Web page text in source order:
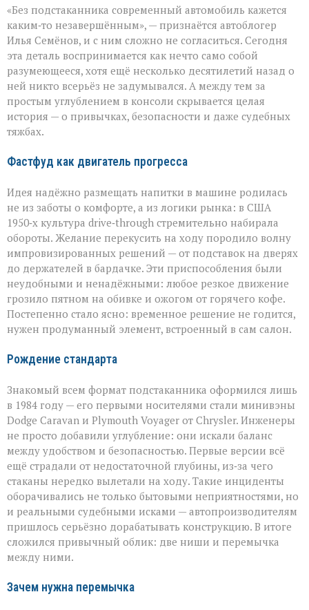
незаметный
герой
автомобильного
салона
«Без подстаканника современный автомобиль кажется
каким‑то незавершённым», — признаётся автоблогер
Илья Семёнов, и с ним сложно не согласиться. Сегодня
эта деталь воспринимается как нечто само собой
разумеющееся, хотя ещё несколько десятилетий назад о
ней никто всерьёз не задумывался. А между тем за
простым углублением в консоли скрывается целая
история — о привычках, безопасности и даже судебных
тяжбах.
Фастфуд как двигатель прогресса
Идея надёжно размещать напитки в машине родилась
не из заботы о комфорте, а из логики рынка: в США
1950‑х культура drive‑through стремительно набирала
обороты. Желание перекусить на ходу породило волну
импровизированных решений — от подставок на дверях
до держателей в бардачке. Эти приспособления были
неудобными и ненадёжными: любое резкое движение
грозило пятном на обивке и ожогом от горячего кофе.
Постепенно стало ясно: временное решение не годится,
нужен продуманный элемент, встроенный в сам салон.
Рождение стандарта
Знакомый всем формат подстаканника оформился лишь
в 1984 году — его первыми носителями стали минивэны
Dodge Caravan и Plymouth Voyager от Chrysler. Инженеры
не просто добавили углубление: они искали баланс
между удобством и безопасностью. Первые версии всё
ещё страдали от недостаточной глубины, из‑за чего
стаканы нередко вылетали на ходу. Такие инциденты
оборачивались не только бытовыми неприятностями, но
и реальными судебными исками — автопроизводителям
пришлось серьёзно дорабатывать конструкцию. В итоге
сложился привычный облик: две ниши и перемычка
между ними.
Зачем нужна перемычка